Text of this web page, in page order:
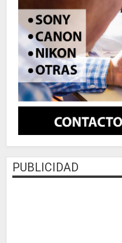
PUBLICIDAD